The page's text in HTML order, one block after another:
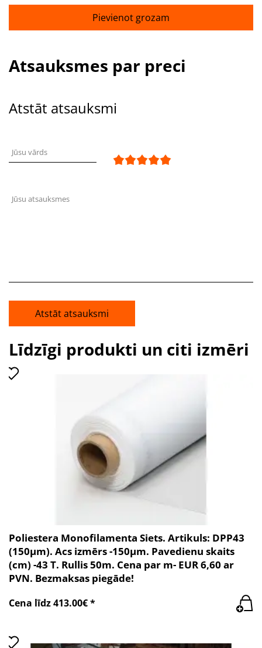
Pievienot grozam
Atsauksmes par preci
Atstāt atsauksmi
Jūsu vārds
Jūsu atsauksmes
Atstāt atsauksmi
Līdzīgi produkti un citi izmēri
Poliestera Monofilamenta Siets. Artikuls: DPP43
(150µm). Acs izmērs -150µm. Pavedienu skaits
(cm) -43 T. Rullis 50m. Cena par m- EUR 6,60 ar
PVN. Bezmaksas piegāde!
Cena līdz 413.00€ *